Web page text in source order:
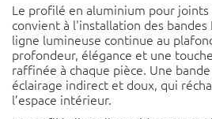
Le profilé en aluminium pour joints
convient à l'installation des bandes
ligne lumineuse continue au
profondeur, élégance et une
raffinée à chaque pièce. Une
éclairage indirect et doux, qui
l’espace intérieur.